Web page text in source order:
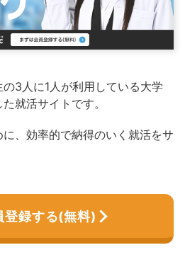
3人に1人が利用している大学
就活サイトです。
、効率的で納得のいく就活をサ
登録する(無料)